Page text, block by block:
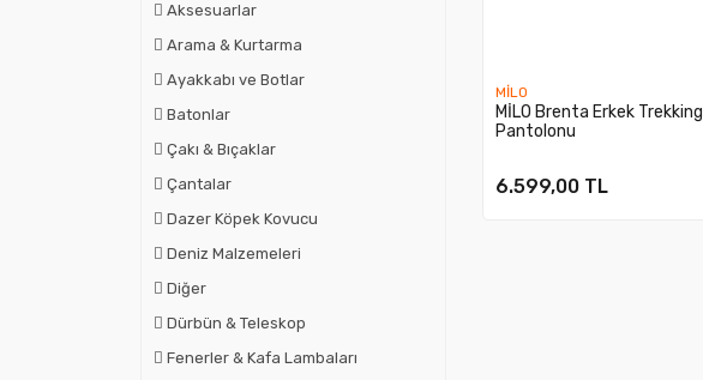
Aksesuarlar
Arama & Kurtarma
Ayakkabı ve Botlar
Batonlar
Çakı & Bıçaklar
Çantalar
Dazer Köpek Kovucu
Deniz Malzemeleri
Diğer
Dürbün & Teleskop
Fenerler & Kafa Lambaları
MİLO
MİLO Brenta Erkek Trekking
Pantolonu
6.599,00 TL